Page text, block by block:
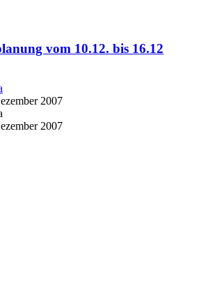
vom 10.12. bis 16.12
2007
2007